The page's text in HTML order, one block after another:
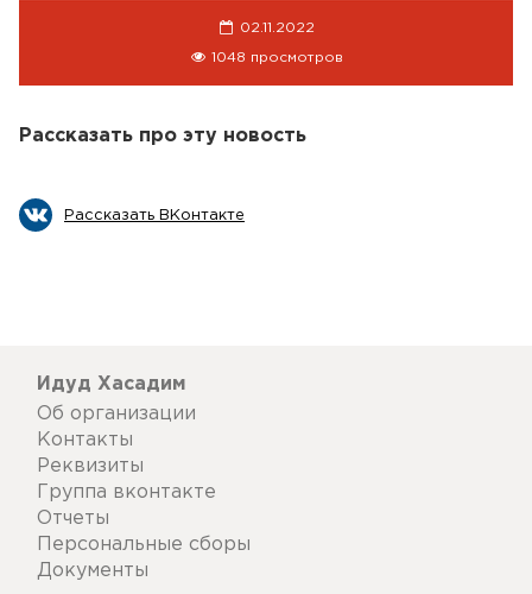
02.11.2022
1048 просмотров
Рассказать про эту новость
Рассказать ВКонтакте
Идуд Хасадим
Об организации
Контакты
Реквизиты
Группа вконтакте
Отчеты
Персональные сборы
Документы